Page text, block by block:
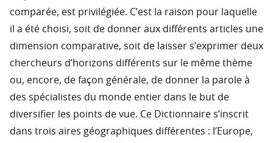
comparée, est privilégiée. C’est la raison pour laquelle
il a été choisi, soit de donner aux différents articles une
dimension comparative, soit de laisser s’exprimer deux
chercheurs d’horizons différents sur le même thème
ou, encore, de façon générale, de donner la parole à
des spécialistes du monde entier dans le but de
diversifier les points de vue. Ce Dictionnaire s’inscrit
dans trois aires géographiques différentes : l’Europe,